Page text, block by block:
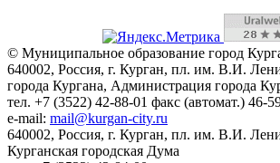
© Муниципальное образование город
640002, Россия, г. Курган, пл. им. В.И.
города Кургана, Администрация города
тел. +7 (3522) 42-88-01 факс (автомат.) 46-
e-mail: mail@kurgan-city.ru
640002, Россия, г. Курган, пл. им. В.И.
Курганская городская Дума